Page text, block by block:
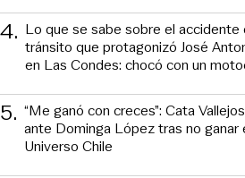
4. Lo que se sabe sobre el accidente
tránsito que protagonizó José
en Las Condes: chocó con un
5. “Me ganó con creces”: Cata
ante Dominga López tras no ganar
Universo Chile